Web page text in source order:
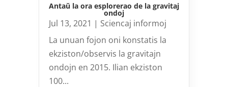
Antaŭ la ora esplorerao de la gravitaj
ondoj
Jul 13, 2021 | Sciencaj informoj
La unuan fojon oni konstatis la
ekziston/observis la gravitajn
ondojn en 2015. Ilian ekziston
100...